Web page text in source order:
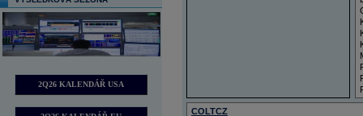
2Q26 KALENDÁŘ USA
COLTCZ